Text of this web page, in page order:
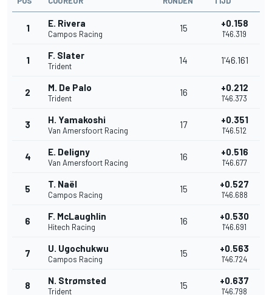
1 E. Rivera
Campos Racing
15 +0.158
1'46.319
1 F. Slater
Trident
14 1'46.161
2 M. De Palo
Trident
16 +0.212
1'46.373
3 H. Yamakoshi
Van Amersfoort Racing
17 +0.351
1'46.512
4 E. Deligny
Van Amersfoort Racing
16 +0.516
1'46.677
5 T. Naël
Campos Racing
15 +0.527
1'46.688
6 F. McLaughlin
Hitech Racing
16 +0.530
1'46.691
7 U. Ugochukwu
Campos Racing
15 +0.563
1'46.724
8 N. Strømsted
Trident
15 +0.637
1'46.798